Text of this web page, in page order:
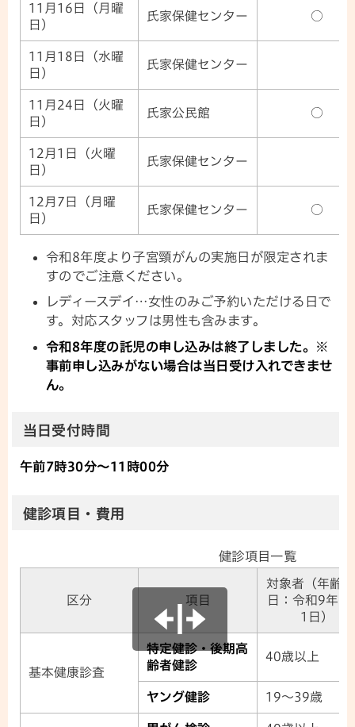
11月16日（月曜
日）
氏家保健センター ○
11月18日（水曜
日）
氏家保健センター
11月24日（火曜
日）
氏家公民館 ○
12月1日（火曜
日）
氏家保健センター
12月7日（月曜
日）
氏家保健センター ○
令和8年度より子宮頸がんの実施日が限定されま
すのでご注意ください。
レディースデイ…女性のみご予約いただける日で
す。対応スタッフは男性も含みます。
令和8年度の託児の申し込みは終了しました。※
事前申し込みがない場合は当日受け入れできませ
ん。
当日受付時間
午前7時30分～11時00分
健診項目・費用
健診項目一覧
区分 項目
対象者（年齢
日：令和9年3
1日）
基本健康診査
特定健診・後期高
齢者健診
40歳以上
ヤング健診 19～39歳